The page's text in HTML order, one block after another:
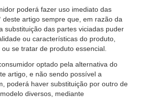
poderá fazer uso imediato das
deste artigo sempre que, em razão da
substituição das partes viciadas puder
ou características do produto,
se tratar de produto essencial.
optado pela alternativa do
artigo, e não sendo possível a
poderá haver substituição por outro de
diversos, mediante